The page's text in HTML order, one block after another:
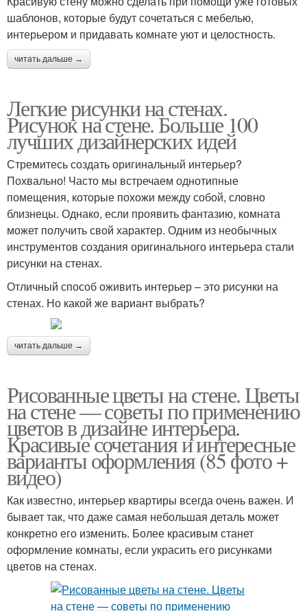
шаблонов, которые будут сочетаться с мебелью,
интерьером и придавать комнате уют и целостность.
читать дальше →
Легкие рисунки на стенах.
Рисунок на стене. Больше 100
лучших дизайнерских идей
Стремитесь создать оригинальный интерьер?
Похвально! Часто мы встречаем однотипные
помещения, которые похожи между собой, словно
близнецы. Однако, если проявить фантазию, комната
может получить свой характер. Одним из необычных
инструментов создания оригинального интерьера стали
рисунки на стенах.
Отличный способ оживить интерьер – это рисунки на
стенах. Но какой же вариант выбрать?
читать дальше →
Рисованные цветы на стене. Цветы
на стене — советы по применению
цветов в дизайне интерьера.
Красивые сочетания и интересные
варианты оформления (85 фото +
видео)
Как известно, интерьер квартиры всегда очень важен. И
бывает так, что даже самая небольшая деталь может
конкретно его изменить. Более красивым станет
оформление комнаты, если украсить его рисунками
цветов на стенах.